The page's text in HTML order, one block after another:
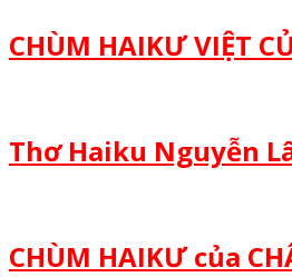
CHÙM HAIKƯ VIỆT
Thơ Haiku Nguyễn
CHÙM HAIKƯ của